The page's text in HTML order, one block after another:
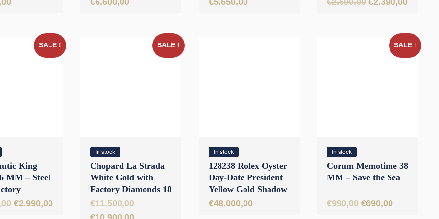
€6.600,00 €5.650,00 €2.690,00
€2.690,00.
€2.390,00
SALE !
King
MM – Steel
Grill
Oorspronkelijke
€2.990,00Huidige
SALE !
In stock
Chopard La Strada
White Gold with
Factory Diamonds 18
KRT // Full Set 2008
€11.500,00Oorspronkelijke
prijs
Huidige
In stock
128238 Rolex Oyster
Day-Date President
Yellow Gold Shadow
Green Diamonds 36
€48.000,00
SALE !
In stock
Corum Memotime 38
MM – Save the Sea
€990,00 Oorspronkelijke
€690,00Huidige